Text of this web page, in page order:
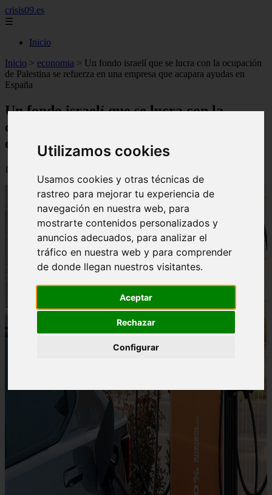
Utilizamos cookies
Usamos cookies y otras técnicas de
rastreo para mejorar tu experiencia de
navegación en nuestra web, para
mostrarte contenidos personalizados y
anuncios adecuados, para analizar el
tráfico en nuestra web y para comprender
de donde llegan nuestros visitantes.
Aceptar
Rechazar
Configurar
crisis09.es
☰
Inicio
Inicio > economia > Un fondo israelí que se lucra con la ocupación
de Palestina se refuerza en una empresa que acapara ayudas en
España
Un fondo israelí que se lucra con la
ocupación de Palestina se refuerza en una
empresa que acapara ayudas en España
📅 01/06/2026